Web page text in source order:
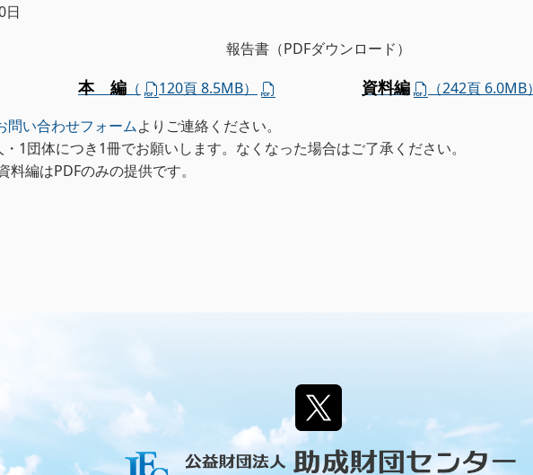
日
報告書（PDFダウンロード）
本 編 （ 120頁 8.5MB） 資料編
（242頁 6.0MB）
問い合わせフォームよりご連絡ください。
1団体につき1冊でお願いします。なくなった場合はご了承ください。
編はPDFのみの提供です。